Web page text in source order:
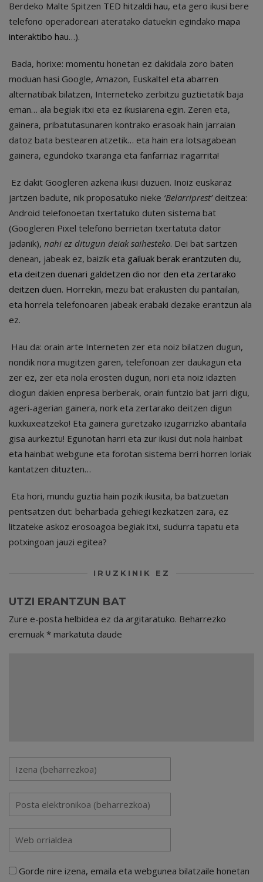
Berdeko Malte Spitzen TED hitzaldi hau, eta gero ikusi bere
telefono operadoreari ateratako datuekin egindako mapa
interaktibo hau…).
Bada, horixe: momentu honetan ez dakidala zoro baten
moduan hasi Google, Amazon, Euskaltel eta abarren
alternatibak bilatzen, Interneteko zerbitzu guztietatik baja
eman… ala begiak itxi eta ez ikusiarena egin. Zeren eta,
gainera, pribatutasunaren kontrako erasoak hain jarraian
datoz bata bestearen atzetik… eta hain era lotsagabean
gainera, egundoko txaranga eta fanfarriaz iragarrita!
Ez dakit Googleren azkena ikusi duzuen. Inoiz euskaraz
jartzen badute, nik proposatuko nieke ‘Belarriprest’ deitzea:
Android telefonoetan txertatuko duten sistema bat
(Googleren Pixel telefono berrietan txertatuta dator
jadanik), nahi ez ditugun deiak saihesteko. Dei bat sartzen
denean, jabeak ez, baizik eta gailuak berak erantzuten du,
eta deitzen duenari galdetzen dio nor den eta zertarako
deitzen duen. Horrekin, mezu bat erakusten du pantailan,
eta horrela telefonoaren jabeak erabaki dezake erantzun ala
ez.
Hau da: orain arte Interneten zer eta noiz bilatzen dugun,
nondik nora mugitzen garen, telefonoan zer daukagun eta
zer ez, zer eta nola erosten dugun, nori eta noiz idazten
diogun dakien enpresa berberak, orain funtzio bat jarri digu,
ageri-agerian gainera, nork eta zertarako deitzen digun
kuxkuxeatzeko! Eta gainera guretzako izugarrizko abantaila
gisa aurkeztu! Egunotan harri eta zur ikusi dut nola hainbat
eta hainbat webgune eta forotan sistema berri horren loriak
kantatzen dituzten…
Eta hori, mundu guztia hain pozik ikusita, ba batzuetan
pentsatzen dut: beharbada gehiegi kezkatzen zara, ez
litzateke askoz erosoagoa begiak itxi, sudurra tapatu eta
potxingoan jauzi egitea?
IRUZKINIK EZ
UTZI ERANTZUN BAT
Zure e-posta helbidea ez da argitaratuko. Beharrezko
eremuak * markatuta daude
Gorde nire izena, emaila eta webgunea bilatzaile honetan